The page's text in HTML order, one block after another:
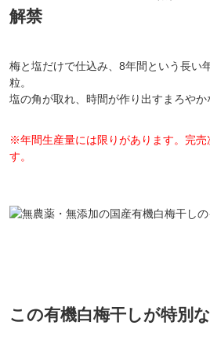
解禁
梅と塩だけで仕込み、8年間という長い
粒。
塩の角が取れ、時間が作り出すまろやか
※年間生産量には限りがあります。完売
す。
この有機白梅干しが特別